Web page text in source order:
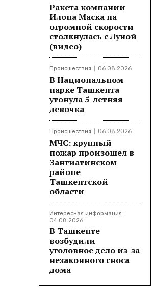
Ракета компании
Илона Маска на
огромной скорости
столкнулась с Луной
(видео)
Происшествия 06.08.2026
В Национальном
парке Ташкента
утонула 5-летняя
девочка
Происшествия 06.08.2026
МЧС: крупный
пожар произошел в
Зангиатинском
районе
Ташкентской
области
Интересная информация
04.08.2026
В Ташкенте
возбудили
уголовное дело из-за
незаконного сноса
дома